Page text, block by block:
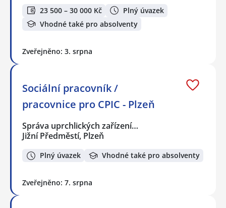
23 500 – 30 000 Kč
Plný úvazek
Vhodné také pro absolventy
Zveřejněno: 3. srpna
Sociální pracovník /
pracovnice pro CPIC - Plzeň
Správa uprchlických zařízení…
Jižní Předměstí, Plzeň
Plný úvazek Vhodné také pro absolventy
Zveřejněno: 7. srpna